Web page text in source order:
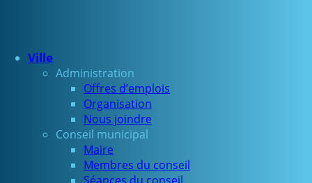
Ville
Administration
Offres d’emplois
Organisation
Nous joindre
Conseil municipal
Maire
Membres du conseil